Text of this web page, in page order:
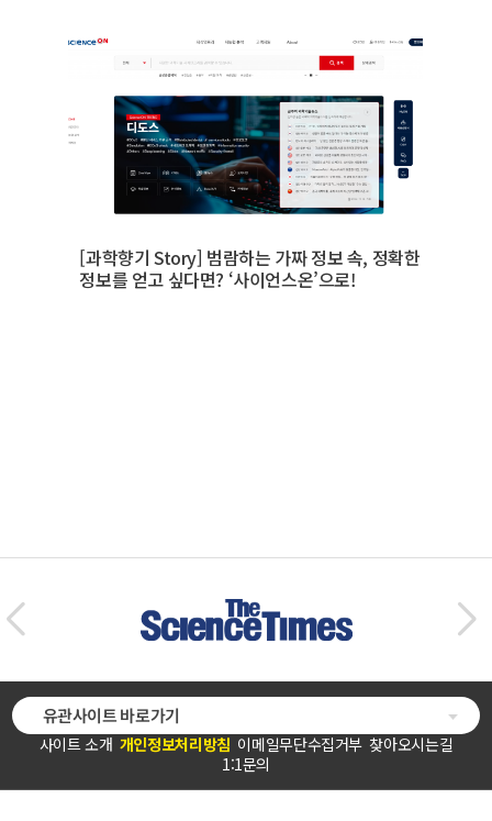
[과학향기 Story] 범람하는 가짜 정보 속, 정확한
정보를 얻고 싶다면? ‘사이언스온’으로!
사이트 소개 개인정보처리방침 이메일무단수집거부 찾아오시는길
1:1문의
유관사이트 바로가기